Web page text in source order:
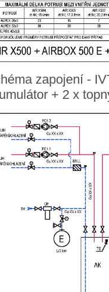
zapojení -
+ 2 x